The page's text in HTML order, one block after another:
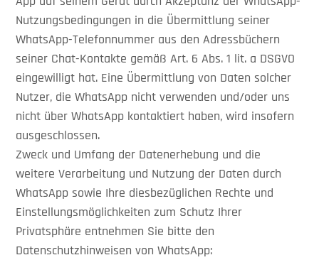
Nutzungsbedingungen in die Übermittlung seiner
WhatsApp-Telefonnummer aus den Adressbüchern
seiner Chat-Kontakte gemäß Art. 6 Abs. 1 lit. a DSGVO
eingewilligt hat. Eine Übermittlung von Daten solcher
Nutzer, die WhatsApp nicht verwenden und/oder uns
nicht über WhatsApp kontaktiert haben, wird insofern
ausgeschlossen.
Zweck und Umfang der Datenerhebung und die
weitere Verarbeitung und Nutzung der Daten durch
WhatsApp sowie Ihre diesbezüglichen Rechte und
Einstellungsmöglichkeiten zum Schutz Ihrer
Privatsphäre entnehmen Sie bitte den
Datenschutzhinweisen von WhatsApp: